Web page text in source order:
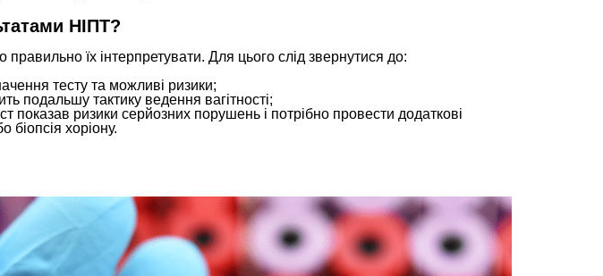
НІПТ?
їх інтерпретувати. Для цього слід звернутися до:
тесту та можливі ризики;
подальшу тактику ведення вагітності;
показав ризики серйозних порушень і потрібно провести додаткові
біопсія хоріону.